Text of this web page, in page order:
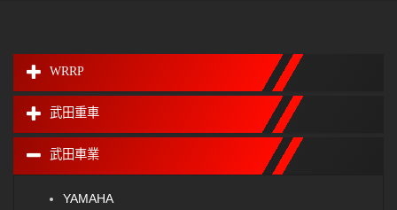
WRRP
武田重車
武田車業
YAMAHA